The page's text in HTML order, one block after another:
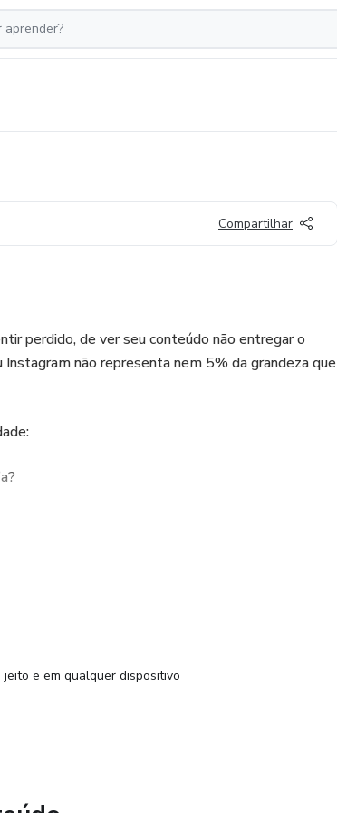
Compartilhar
perdido, de ver seu conteúdo não entregar o
não representa nem 5% da grandeza que
jeito e em qualquer dispositivo